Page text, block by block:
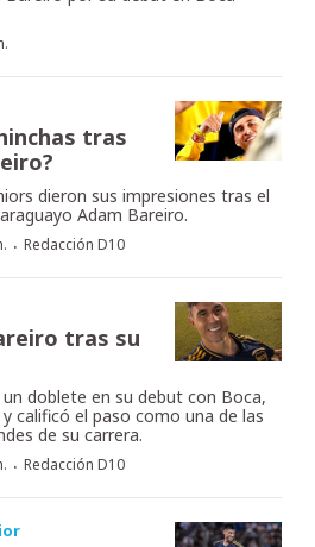
tras
dieron sus impresiones tras el
Adam Bareiro.
· Redacción D10
tras su
doblete en su debut con Boca,
calificó el paso como una de las
de su carrera.
· Redacción D10